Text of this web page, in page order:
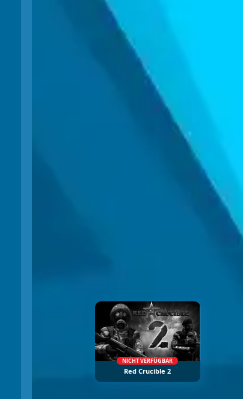
NICHT VERFÜGBAR
Red Crucible 2